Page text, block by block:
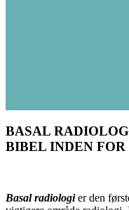
BASAL
BIBEL INDEN
Basal radiologier den